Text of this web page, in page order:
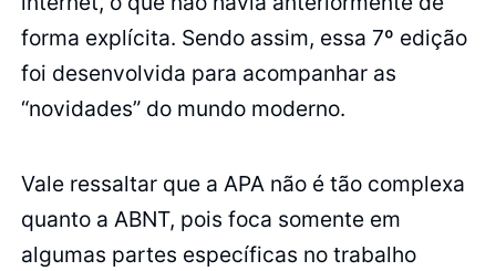
forma explícita. Sendo assim, essa 7º edição
foi desenvolvida para acompanhar as
“novidades” do mundo moderno.
Vale ressaltar que a APA não é tão complexa
quanto a ABNT, pois foca somente em
algumas partes específicas no trabalho